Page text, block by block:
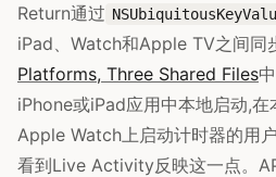
Return通过
iPad、Watch和Apple TV之间同
Platforms, Three Shared Files
iPhone或iPad应用中本地启动,
Apple Watch上启动计时器的用
看到Live Activity反映这一点。